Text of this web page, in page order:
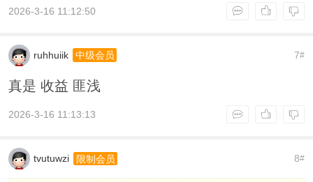
2026-3-16 11:12:50
7#
ruhhuiik 中级会员
真是 收益 匪浅
2026-3-16 11:13:13
8#
tvutuwzi 限制会员